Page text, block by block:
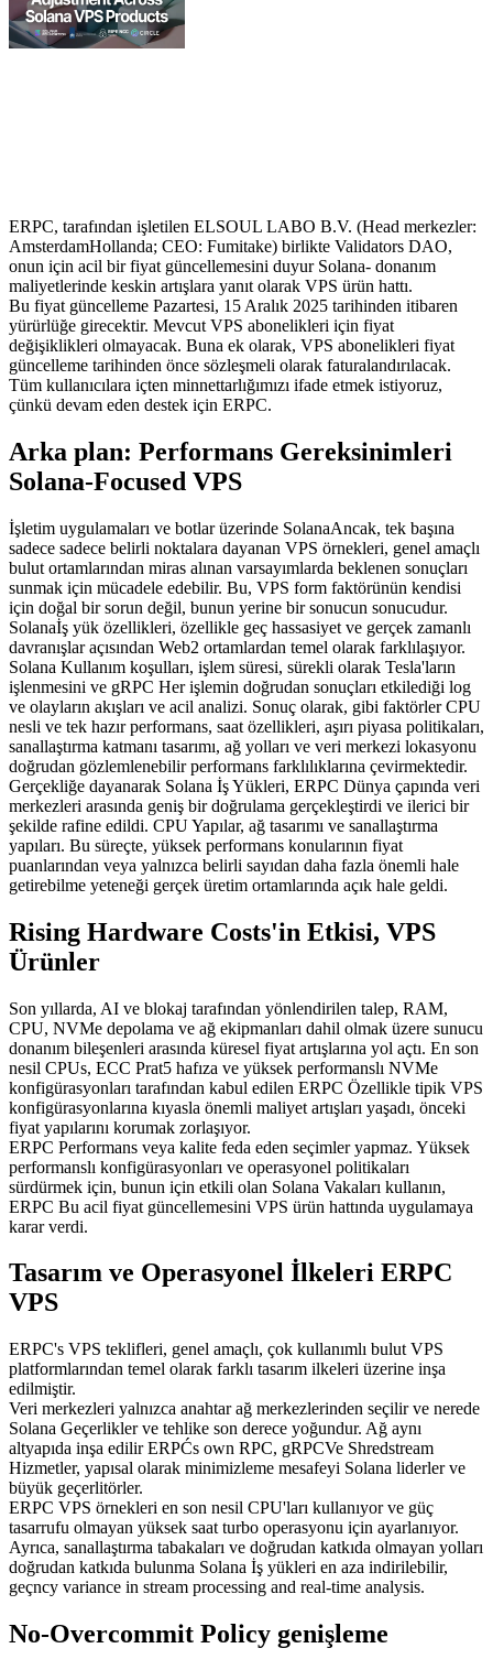
ERPC, tarafından işletilen ELSOUL LABO B.V. (Head merkezler:
AmsterdamHollanda; CEO: Fumitake) birlikte Validators DAO,
onun için acil bir fiyat güncellemesini duyur Solana- donanım
maliyetlerinde keskin artışlara yanıt olarak VPS ürün hattı.
Bu fiyat güncelleme Pazartesi, 15 Aralık 2025 tarihinden itibaren
yürürlüğe girecektir. Mevcut VPS abonelikleri için fiyat
değişiklikleri olmayacak. Buna ek olarak, VPS abonelikleri fiyat
güncelleme tarihinden önce sözleşmeli olarak faturalandırılacak.
Tüm kullanıcılara içten minnettarlığımızı ifade etmek istiyoruz,
çünkü devam eden destek için ERPC.
Arka plan: Performans Gereksinimleri
Solana-Focused VPS
İşletim uygulamaları ve botlar üzerinde SolanaAncak, tek başına
sadece sadece belirli noktalara dayanan VPS örnekleri, genel amaçlı
bulut ortamlarından miras alınan varsayımlarda beklenen sonuçları
sunmak için mücadele edebilir. Bu, VPS form faktörünün kendisi
için doğal bir sorun değil, bunun yerine bir sonucun sonucudur.
Solanaİş yük özellikleri, özellikle geç hassasiyet ve gerçek zamanlı
davranışlar açısından Web2 ortamlardan temel olarak farklılaşıyor.
Solana Kullanım koşulları, işlem süresi, sürekli olarak Tesla'ların
işlenmesini ve gRPC Her işlemin doğrudan sonuçları etkilediği log
ve olayların akışları ve acil analizi. Sonuç olarak, gibi faktörler CPU
nesli ve tek hazır performans, saat özellikleri, aşırı piyasa politikaları,
sanallaştırma katmanı tasarımı, ağ yolları ve veri merkezi lokasyonu
doğrudan gözlemlenebilir performans farklılıklarına çevirmektedir.
Gerçekliğe dayanarak Solana İş Yükleri, ERPC Dünya çapında veri
merkezleri arasında geniş bir doğrulama gerçekleştirdi ve ilerici bir
şekilde rafine edildi. CPU Yapılar, ağ tasarımı ve sanallaştırma
yapıları. Bu süreçte, yüksek performans konularının fiyat
puanlarından veya yalnızca belirli sayıdan daha fazla önemli hale
getirebilme yeteneği gerçek üretim ortamlarında açık hale geldi.
Rising Hardware Costs'in Etkisi, VPS
Ürünler
Son yıllarda, AI ve blokaj tarafından yönlendirilen talep, RAM,
CPU, NVMe depolama ve ağ ekipmanları dahil olmak üzere sunucu
donanım bileşenleri arasında küresel fiyat artışlarına yol açtı. En son
nesil CPUs, ECC Prat5 hafıza ve yüksek performanslı NVMe
konfigürasyonları tarafından kabul edilen ERPC Özellikle tipik VPS
konfigürasyonlarına kıyasla önemli maliyet artışları yaşadı, önceki
fiyat yapılarını korumak zorlaşıyor.
ERPC Performans veya kalite feda eden seçimler yapmaz. Yüksek
performanslı konfigürasyonları ve operasyonel politikaları
sürdürmek için, bunun için etkili olan Solana Vakaları kullanın,
ERPC Bu acil fiyat güncellemesini VPS ürün hattında uygulamaya
karar verdi.
Tasarım ve Operasyonel İlkeleri ERPC
VPS
ERPC's VPS teklifleri, genel amaçlı, çok kullanımlı bulut VPS
platformlarından temel olarak farklı tasarım ilkeleri üzerine inşa
edilmiştir.
Veri merkezleri yalnızca anahtar ağ merkezlerinden seçilir ve nerede
Solana Geçerlikler ve tehlike son derece yoğundur. Ağ aynı
altyapıda inşa edilir ERPĆs own RPC, gRPCVe Shredstream
Hizmetler, yapısal olarak minimizleme mesafeyi Solana liderler ve
büyük geçerlitörler.
ERPC VPS örnekleri en son nesil CPU'ları kullanıyor ve güç
tasarrufu olmayan yüksek saat turbo operasyonu için ayarlanıyor.
Ayrıca, sanallaştırma tabakaları ve doğrudan katkıda olmayan yolları
doğrudan katkıda bulunma Solana İş yükleri en aza indirilebilir,
geçncy variance in stream processing and real-time analysis.
No-Overcommit Policy genişleme